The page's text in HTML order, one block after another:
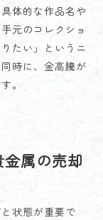
体的な作品名や
元のコレクショ
たい」というニ
時に、金高騰が
。
属の売却
状態が重要で